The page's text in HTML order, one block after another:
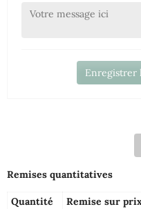
Enregistrer
Remises quantitatives
Quantité Remise sur